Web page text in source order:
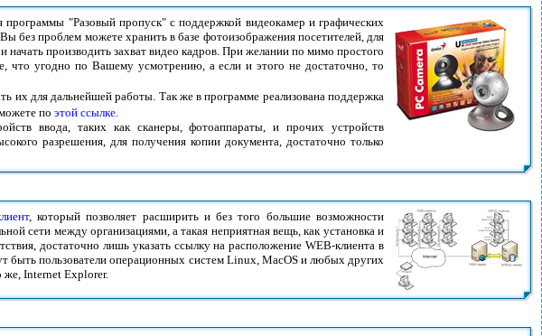
"Разовый пропуск" с поддержкой видеокамер и графических
без проблем можете хранить в базе фотоизображения посетителей, для
производить захват видео кадров. При желании по мимо простого
что угодно по Вашему усмотрению, а если и этого не достаточно, то
для дальнейшей работы. Так же в программе реализована поддержка
по этой ссылке.
ввода, таких как сканеры, фотоаппараты, и прочих устройств
разрешения, для получения копии документа, достаточно только
, который позволяет расширить и без того большие возможности
сети между организациями, а такая неприятная вещь, как установка и
достаточно лишь указать ссылку на расположение WEB-клиента в
быть пользователи операционных систем Linux, MacOS и любых других
же, Internet Explorer.